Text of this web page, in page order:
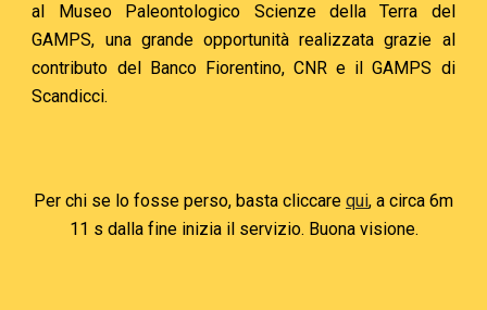
al Museo Paleontologico Scienze della Terra del
GAMPS, una grande opportunità realizzata grazie al
contributo del Banco Fiorentino, CNR e il GAMPS di
Scandicci.
Per chi se lo fosse perso, basta cliccare qui, a circa 6m
11 s dalla fine inizia il servizio. Buona visione.